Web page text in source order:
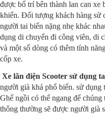
được bố trí bên thành lan can xe
khiển. Đối tượng khách hàng sử
người tai biến nặng nhẹ khác
dụng di chuyển đi công viên, di
và một số dòng có thêm tính
cốp xe.
Xe lăn điện Scooter sử dụng
người già khá phổ biến. sử dụng
Ghế ngồi có thể ngang để
thông thường sẽ được người già